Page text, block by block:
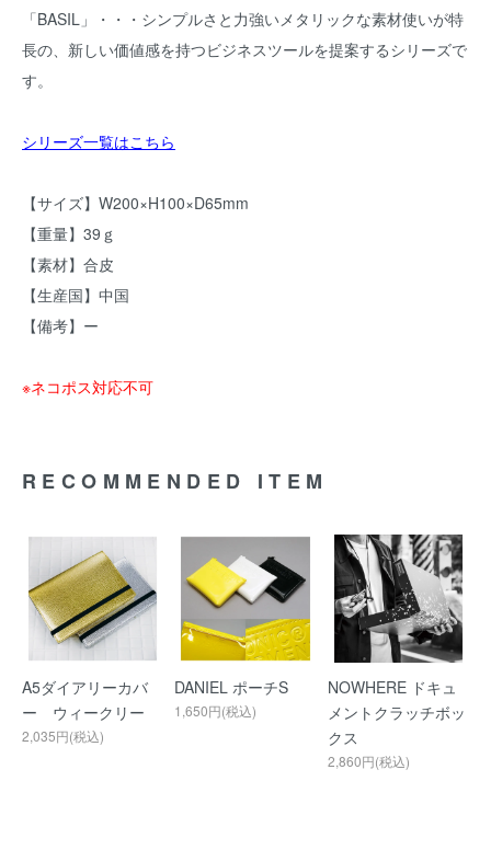
「BASIL」・・・シンプルさと力強いメタリックな素材使いが特
長の、新しい価値感を持つビジネスツールを提案するシリーズで
す。
シリーズ一覧はこちら
【サイズ】W200×H100×D65mm
【重量】39ｇ
【素材】合皮
【生産国】中国
【備考】ー
※ネコポス対応不可
RECOMMENDED ITEM
A5ダイアリーカバ
ー ウィークリー
2,035円(税込)
DANIEL ポーチS
1,650円(税込)
NOWHERE ドキュ
メントクラッチボッ
クス
2,860円(税込)